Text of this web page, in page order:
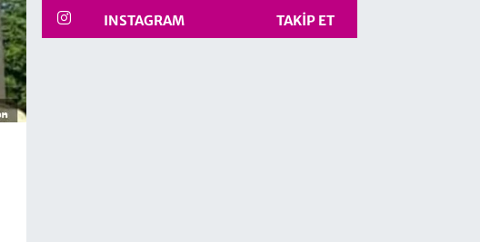
INSTAGRAM TAKIP ET